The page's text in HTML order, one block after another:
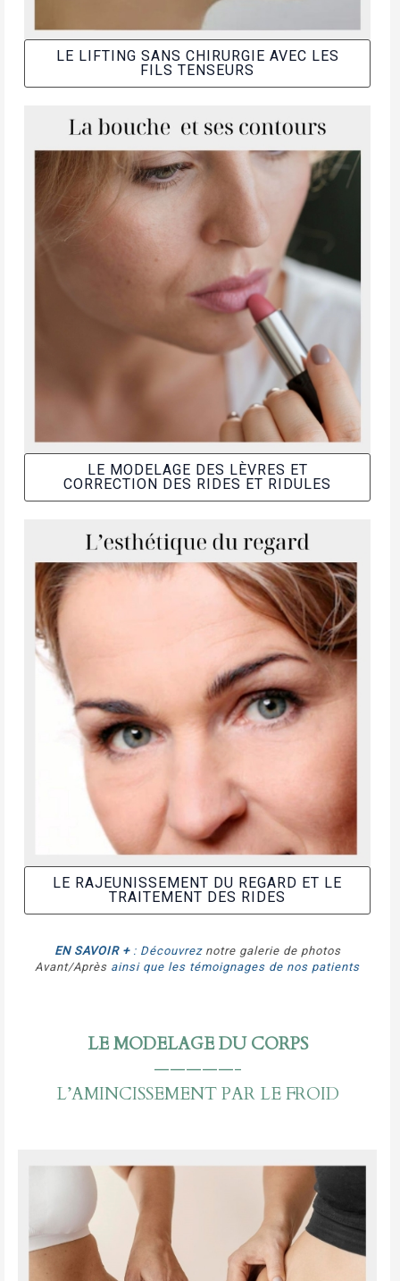
LE LIFTING SANS CHIRURGIE AVEC LES
FILS TENSEURS
LE MODELAGE DES LÈVRES ET
CORRECTION DES RIDES ET RIDULES
LE RAJEUNISSEMENT DU REGARD ET LE
TRAITEMENT DES RIDES
EN SAVOIR +: Découvrez notre galerie de photos
Avant/Après ainsi que les témoignages de nos patients
LE MODELAGE DU CORPS
—————-
L’AMINCISSEMENT PAR LE FROID